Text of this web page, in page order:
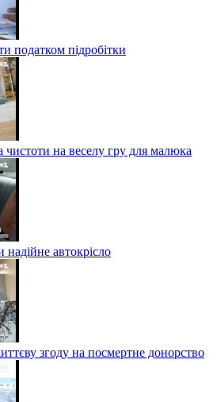
податком підробітки
на веселу гру для малюка
автокрісло
згоду на посмертне донорство